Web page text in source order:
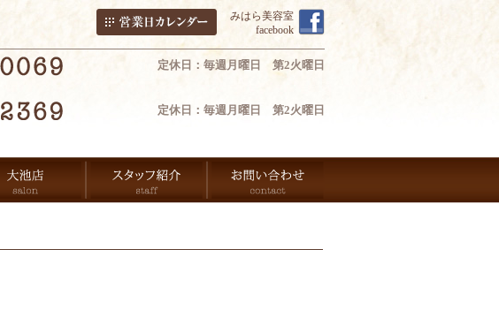
みはら美容室
facebook
定休日：毎週月曜日 第2火曜日
定休日：毎週月曜日 第2火曜日